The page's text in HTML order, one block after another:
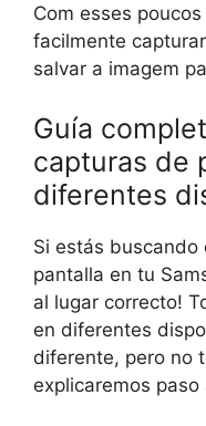
Com esses
facilmente
salvar a imagem
Guía
capturas de
diferentes
Si estás buscando
pantalla en tu
al lugar correcto!
en diferentes
diferente, pero no
explicaremos paso